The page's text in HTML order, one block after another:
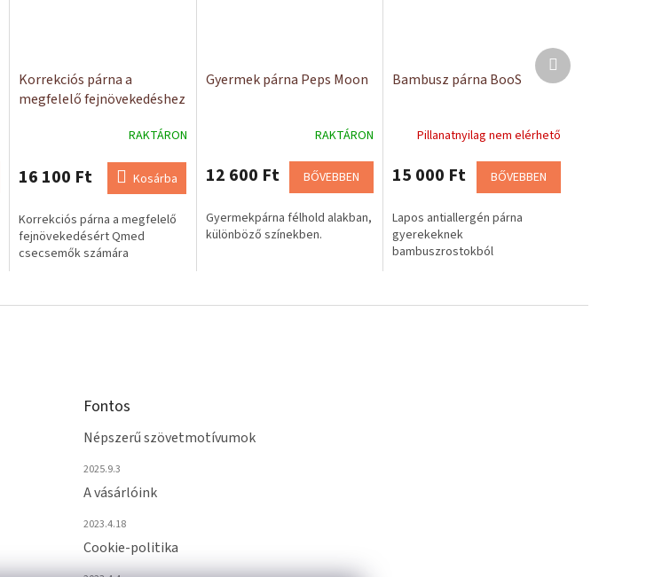
Korrekciós párna a
megfelelő fejnövekedéshez
RAKTÁRON
16 100 Ft Kosárba
Korrekciós párna a megfelelő
fejnövekedésért Qmed
csecsemők számára
Gyermek párna Peps Moon
RAKTÁRON
12 600 Ft BŐVEBBEN
Gyermekpárna félhold alakban,
különböző színekben.
Bambusz párna BooS
Pillanatnyilag nem elérhető
15 000 Ft BŐVEBBEN
Lapos antiallergén párna
gyerekeknek
bambuszrostokból
Következő
termék
Fontos
Népszerű szövetmotívumok
2025.9.3
A vásárlóink
2023.4.18
Cookie-politika